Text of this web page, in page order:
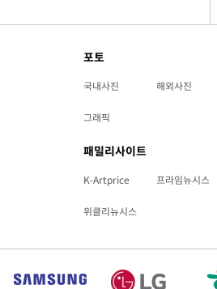
포토
국내사진 해외사진
그래픽
패밀리사이트
K-Artprice 프라임뉴시스
위클리뉴시스